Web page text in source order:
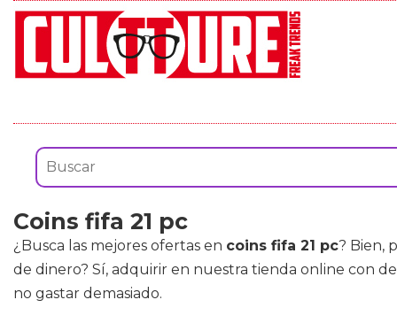
Coins fifa 21 pc
¿Busca las mejores ofertas en coins fifa 21 pc? Bien,
de dinero? Sí, adquirir en nuestra tienda online con
no gastar demasiado.